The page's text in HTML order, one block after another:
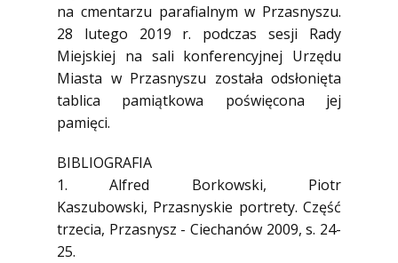
na cmentarzu parafialnym w Przasnyszu.
28 lutego 2019 r. podczas sesji Rady
Miejskiej na sali konferencyjnej Urzędu
Miasta w Przasnyszu została odsłonięta
tablica pamiątkowa poświęcona jej
pamięci.
BIBLIOGRAFIA
1. Alfred Borkowski, Piotr
Kaszubowski, Przasnyskie portrety. Część
trzecia, Przasnysz - Ciechanów 2009, s. 24-
25.